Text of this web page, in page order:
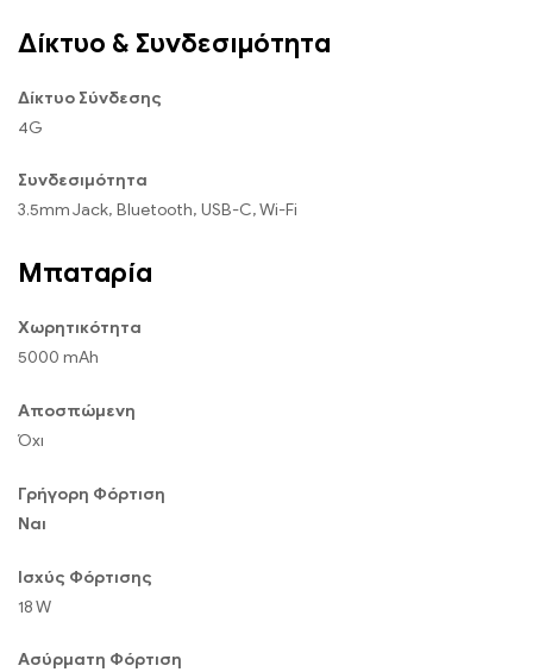
Δίκτυο & Συνδεσιμότητα
Δίκτυο Σύνδεσης
4G
Συνδεσιμότητα
3.5mm Jack, Bluetooth, USB-C, Wi-Fi
Μπαταρία
Χωρητικότητα
5000 mAh
Αποσπώμενη
Όχι
Γρήγορη Φόρτιση
Ναι
Ισχύς Φόρτισης
18 W
Ασύρματη Φόρτιση